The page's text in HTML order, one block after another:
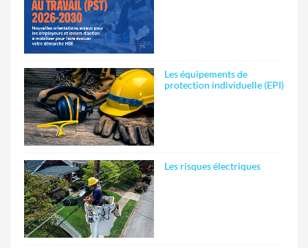
Les équipements de
protection individuelle (EPI)
Les risques électriques